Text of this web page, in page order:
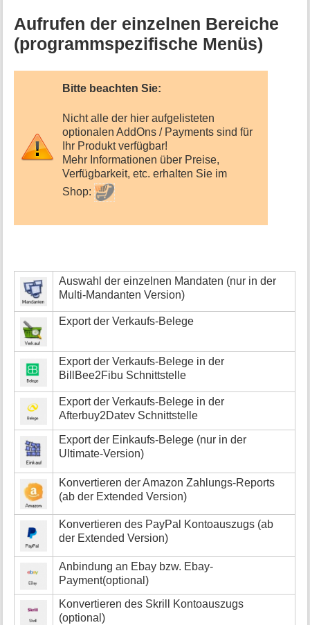
Aufrufen der einzelnen Bereiche
(programmspezifische Menüs)
Bitte beachten Sie:
Nicht alle der hier aufgelisteten
optionalen AddOns / Payments sind für
Ihr Produkt verfügbar!
Mehr Informationen über Preise,
Verfügbarkeit, etc. erhalten Sie im
Shop:
Auswahl der einzelnen Mandaten (nur in der
Multi-Mandanten Version)
Export der Verkaufs-Belege
Export der Verkaufs-Belege in der
BillBee2Fibu Schnittstelle
Export der Verkaufs-Belege in der
Afterbuy2Datev Schnittstelle
Export der Einkaufs-Belege (nur in der
Ultimate-Version)
Konvertieren der Amazon Zahlungs-Reports
(ab der Extended Version)
Konvertieren des PayPal Kontoauszugs (ab
der Extended Version)
Anbindung an Ebay bzw. Ebay-
Payment(optional)
Konvertieren des Skrill Kontoauszugs
(optional)